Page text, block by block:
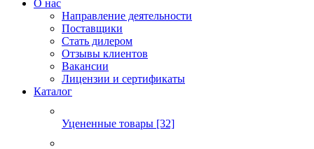
О нас
Направление деятельности
Поставщики
Стать дилером
Отзывы клиентов
Вакансии
Лицензии и сертификаты
Каталог
Уцененные товары [32]